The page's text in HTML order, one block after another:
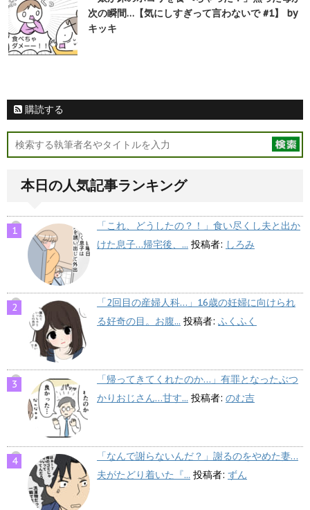
次の瞬間…【気にしすぎって言わないで #1】 by
キッキ
購読する
本日の人気記事ランキング
「これ、どうしたの？！」食い尽くし夫と出か
けた息子…帰宅後、... 投稿者: しろみ
「2回目の産婦人科…」16歳の妊婦に向けられ
る好奇の目。お腹... 投稿者: ふくふく
「帰ってきてくれたのか…」有罪となったぶつ
かりおじさん…甘す... 投稿者: のむ吉
「なんで謝らないんだ？」謝るのをやめた妻…
夫がたどり着いた『... 投稿者: ずん